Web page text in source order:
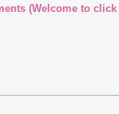
(Welcome to click